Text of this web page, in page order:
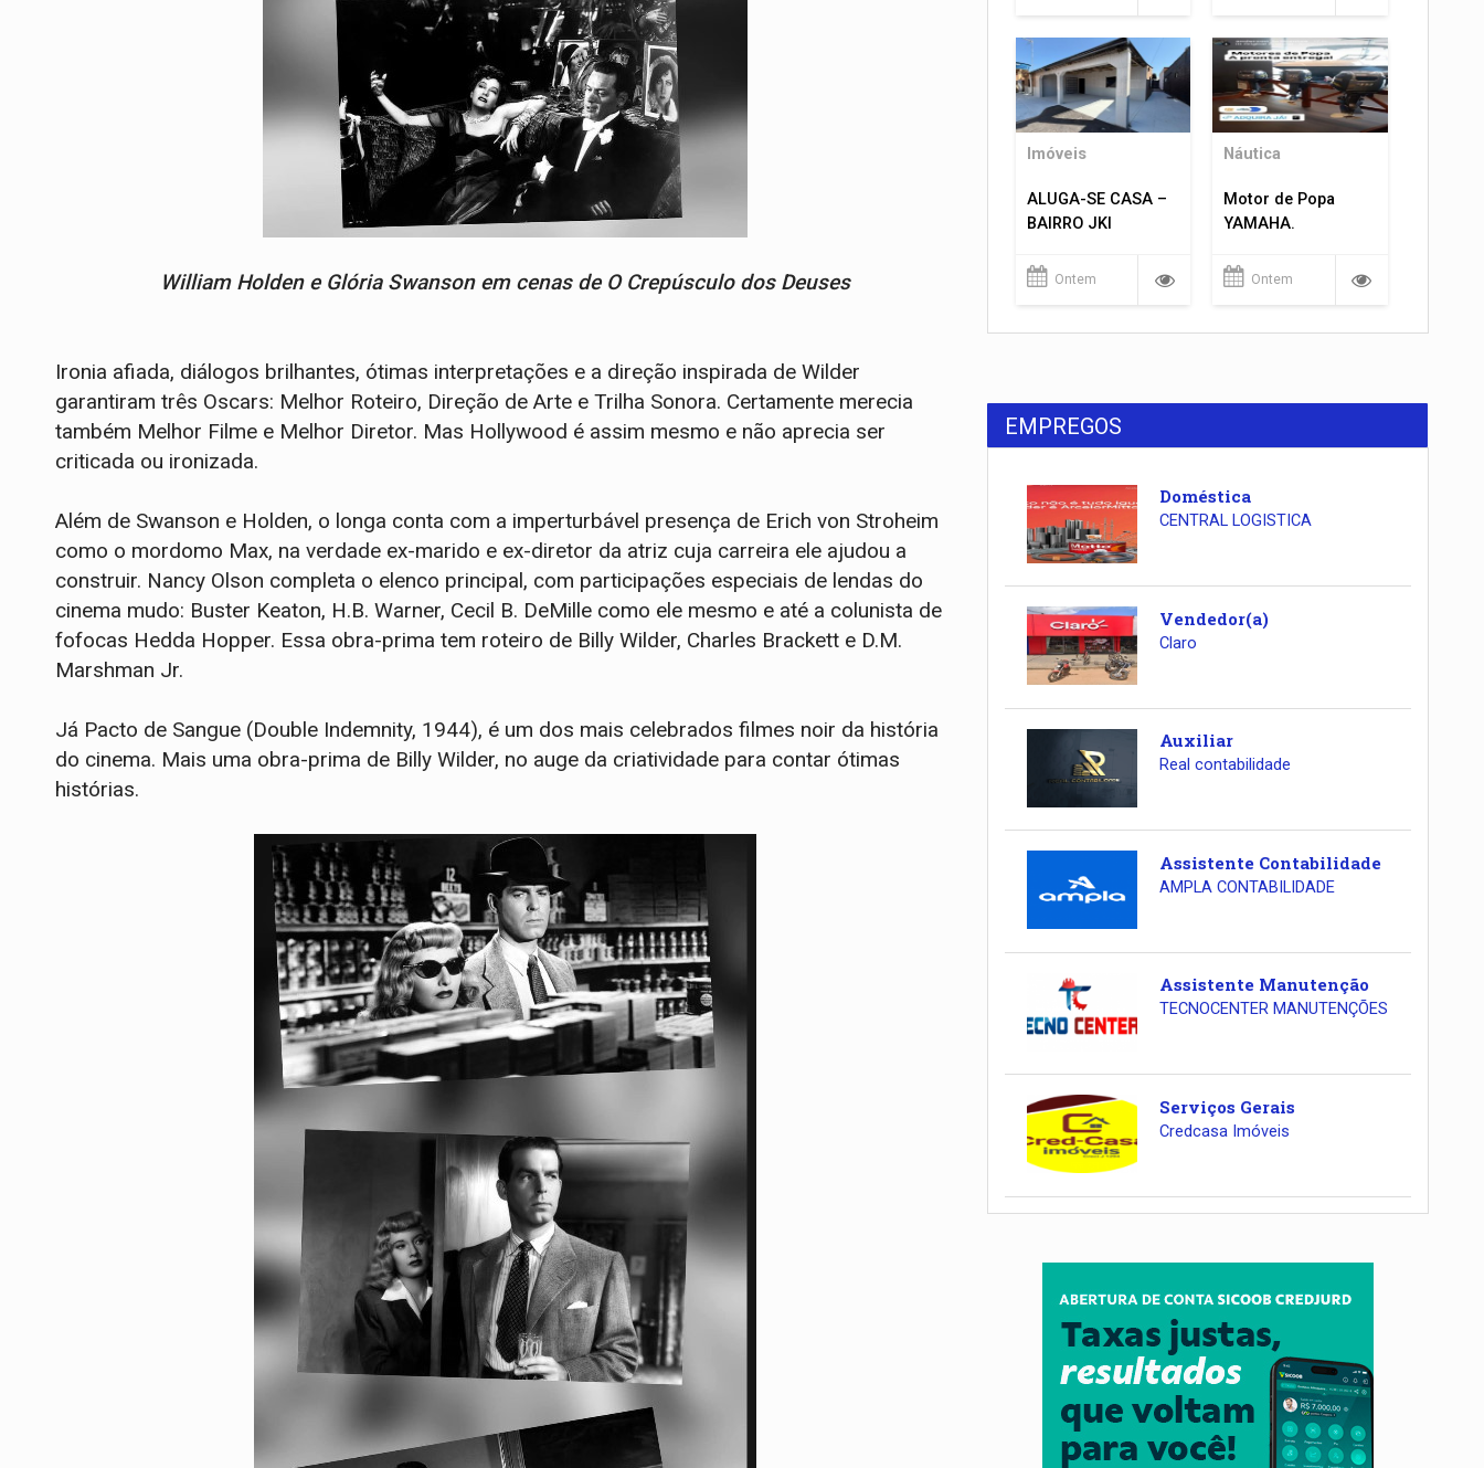
William Holden e Glória Swanson em cenas de O Crepúsculo dos Deuses
Ironia afiada, diálogos brilhantes, ótimas interpretações e a direção inspirada de Wilder
garantiram três Oscars: Melhor Roteiro, Direção de Arte e Trilha Sonora. Certamente merecia
também Melhor Filme e Melhor Diretor. Mas Hollywood é assim mesmo e não aprecia ser
criticada ou ironizada.
Além de Swanson e Holden, o longa conta com a imperturbável presença de Erich von Stroheim
como o mordomo Max, na verdade ex-marido e ex-diretor da atriz cuja carreira ele ajudou a
construir. Nancy Olson completa o elenco principal, com participações especiais de lendas do
cinema mudo: Buster Keaton, H.B. Warner, Cecil B. DeMille como ele mesmo e até a colunista de
fofocas Hedda Hopper. Essa obra-prima tem roteiro de Billy Wilder, Charles Brackett e D.M.
Marshman Jr.
Já Pacto de Sangue (Double Indemnity, 1944), é um dos mais celebrados filmes noir da história
do cinema. Mais uma obra-prima de Billy Wilder, no auge da criatividade para contar ótimas
histórias.
Imóveis
ALUGA-SE CASA –
BAIRRO JKI
Ontem
Náutica
Motor de Popa
YAMAHA.
Ontem
EMPREGOS
Doméstica
CENTRAL LOGISTICA
Vendedor(a)
Claro
Auxiliar
Real contabilidade
Assistente Contabilidade
AMPLA CONTABILIDADE
Assistente Manutenção
TECNOCENTER MANUTENÇÕES
Serviços Gerais
Credcasa Imóveis